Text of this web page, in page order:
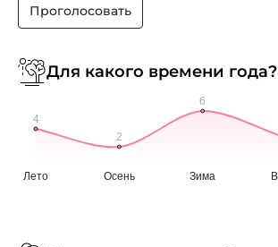
Проголосовать
Для какого времени года?